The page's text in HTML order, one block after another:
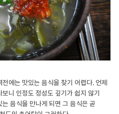
에는 맛있는 음식을 찾기 어렵다. 언제
니 인정도 정성도 깊기가 쉽지 않기
음식을 만나게 되면 그 음식은 곧